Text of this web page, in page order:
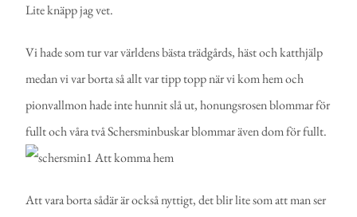
Lite knäpp jag vet.
Vi hade som tur var världens bästa trädgårds, häst och katthjälp
medan vi var borta så allt var tipp topp när vi kom hem och
pionvallmon hade inte hunnit slå ut, honungsrosen blommar för
fullt och våra två Schersminbuskar blommar även dom för fullt.
Att vara borta sådär är också nyttigt, det blir lite som att man ser